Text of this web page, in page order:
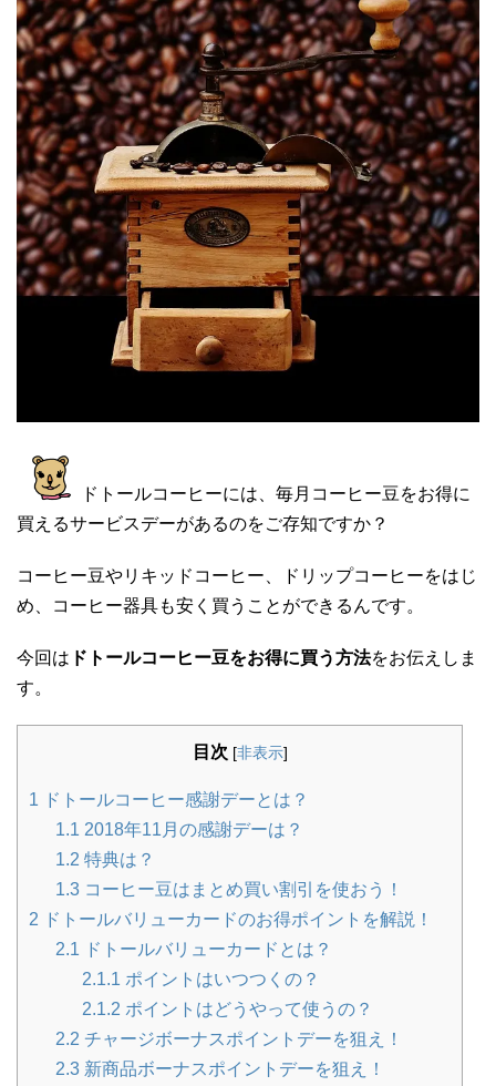
ドトールコーヒーには、毎月コーヒー豆をお得に
買えるサービスデーがあるのをご存知ですか？
コーヒー豆やリキッドコーヒー、ドリップコーヒーをはじ
め、コーヒー器具も安く買うことができるんです。
今回は ドトールコーヒー豆をお得に買う方法をお伝えしま
す。
目次 [非表示]
1 ドトールコーヒー感謝デーとは？
1.1 2018年11月の感謝デーは？
1.2 特典は？
1.3 コーヒー豆はまとめ買い割引を使おう！
2 ドトールバリューカードのお得ポイントを解説！
2.1 ドトールバリューカードとは？
2.1.1 ポイントはいつつくの？
2.1.2 ポイントはどうやって使うの？
2.2 チャージボーナスポイントデーを狙え！
2.3 新商品ボーナスポイントデーを狙え！